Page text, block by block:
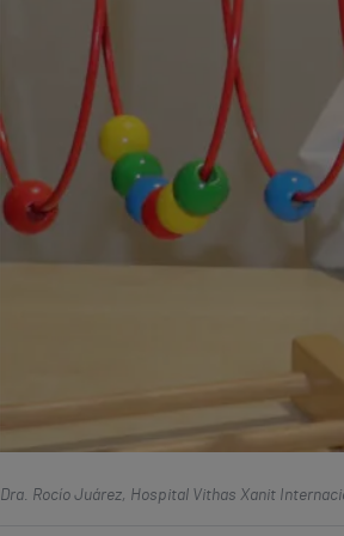
Dra. Rocío Juárez, Hospital Vithas Xanit